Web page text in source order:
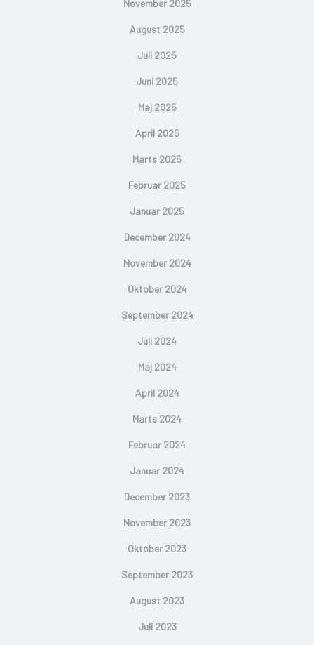
November 2025
August 2025
Juli 2025
Juni 2025
Maj 2025
April 2025
Marts 2025
Februar 2025
Januar 2025
December 2024
November 2024
Oktober 2024
September 2024
Juli 2024
Maj 2024
April 2024
Marts 2024
Februar 2024
Januar 2024
December 2023
November 2023
Oktober 2023
September 2023
August 2023
Juli 2023